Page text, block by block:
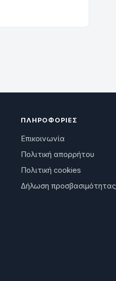
ΠΛΗΡΟΦΟΡΊΕΣ
Επικοινωνία
Πολιτική απορρήτου
Πολιτική cookies
Δήλωση προσβασιμότητας